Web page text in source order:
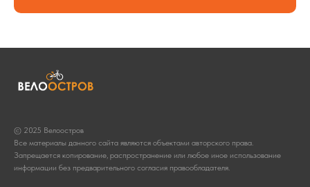
© 2025 Велоостров
Все материалы данного сайта являются объектами авторского права.
Запрещается копирование, распространение или любое иное использование
информации без предварительного согласия правообладателя.